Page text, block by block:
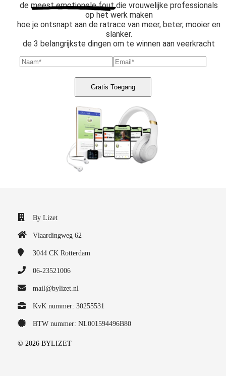
demeest emotionele foutdie vrouwelijke professionals
op het werk maken
hoe je ontsnapt aan de ratrace van meer, beter, mooier en
slanker.
de 3 belangrijkste dingen om te winnen aan veerkracht
Gratis Toegang
By Lizet
Vlaardingweg 62
3044 CK Rotterdam
06-23521006
mail@bylizet.nl
KvK nummer: 30255531
BTW nummer: NL001594496B80
© 2026 BYLIZET